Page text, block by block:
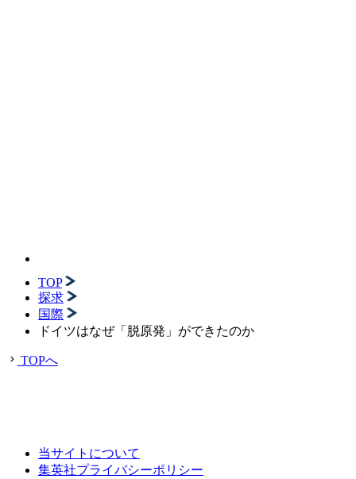
TOP
探求
国際
ドイツはなぜ「脱原発」ができたのか
TOPへ
当サイトについて
集英社プライバシーポリシー